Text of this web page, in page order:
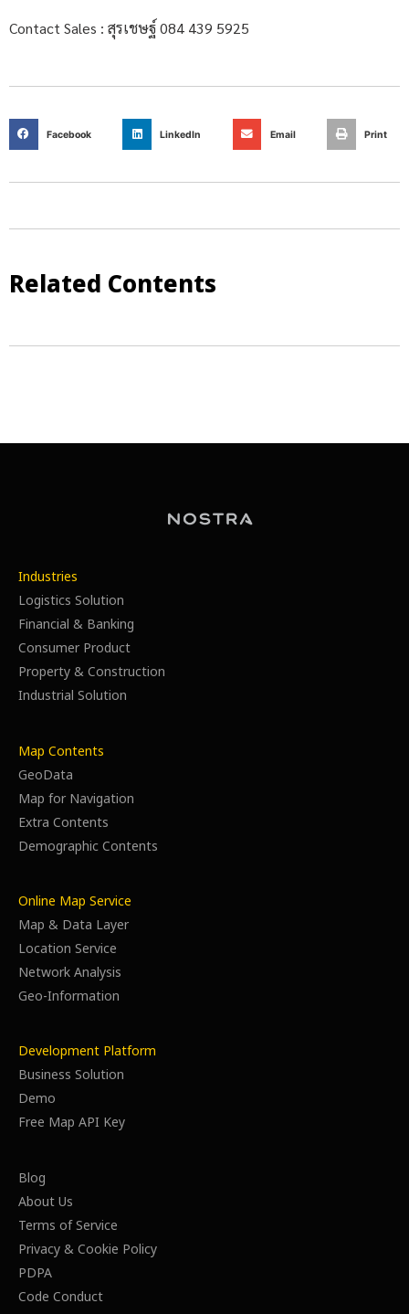
Contact Sales : สุรเชษฐ์ 084 439 5925
Facebook LinkedIn Email Print
Related Contents
Industries
Logistics Solution
Financial & Banking
Consumer Product
Property & Construction
Industrial Solution
Map Contents
GeoData
Map for Navigation
Extra Contents
Demographic Contents
Online Map Service
Map & Data Layer
Location Service
Network Analysis
Geo-Information
Development Platform
Business Solution
Demo
Free Map API Key
Blog
About Us
Terms of Service
Privacy & Cookie Policy
PDPA
Code Conduct